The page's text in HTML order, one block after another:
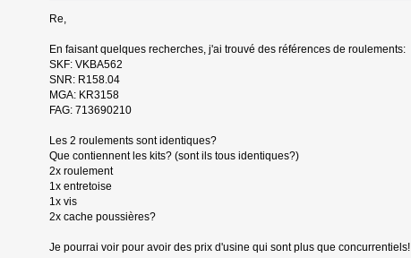
Re,
En faisant quelques recherches, j'ai trouvé des références de roulements:
SKF: VKBA562
SNR: R158.04
MGA: KR3158
FAG: 713690210
Les 2 roulements sont identiques?
Que contiennent les kits? (sont ils tous identiques?)
2x roulement
1x entretoise
1x vis
2x cache poussières?
Je pourrai voir pour avoir des prix d'usine qui sont plus que concurrentiels!